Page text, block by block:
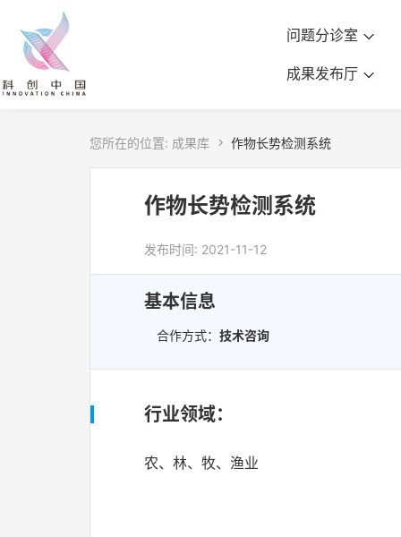
问题分诊室
成果发布厅
您所在的位置: 成果库  作物长势检测系统
作物长势检测系统
发布时间: 2021-11-12
基本信息
合作方式： 技术咨询
行业领域：
农、林、牧、渔业